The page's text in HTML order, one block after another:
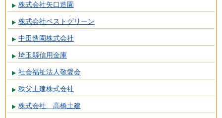
株式会社矢口造園
株式会社ベストグリーン
中田造園株式会社
埼玉縣信用金庫
社会福祉法人敬愛会
秩父土建株式会社
株式会社 高橋土建